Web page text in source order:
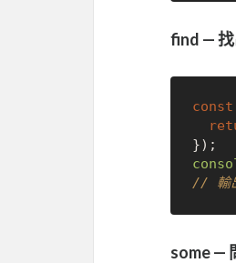
find —
const
// 輸
some —